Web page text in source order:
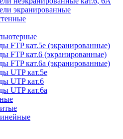
экранированные
FTP кат.5е (экранированные)
FTP кат.6 (экранированные)
FTP кат.6а (экранированные)
UTP кат.5е
UTP кат.6
UTP кат.6а